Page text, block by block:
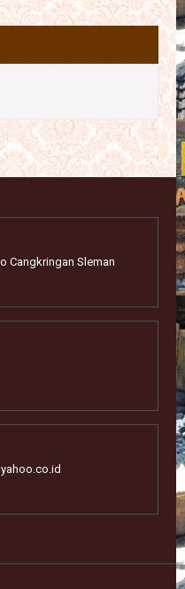
Cangkringan Sleman